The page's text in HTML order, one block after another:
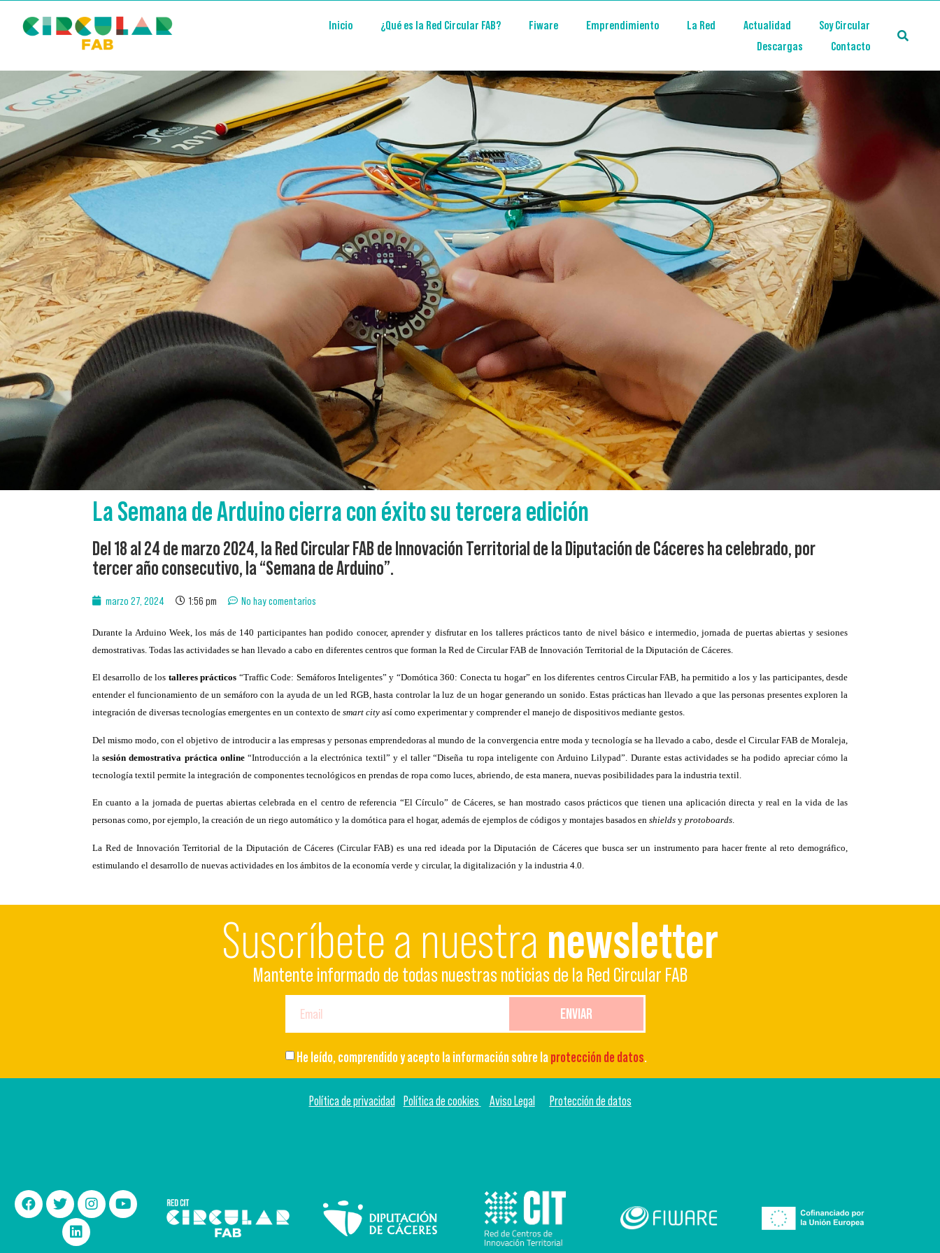
Inicio ¿Qué es la Red Circular FAB? Fiware Emprendimiento La Red Actualidad
Soy Circular
Descargas
Contacto
La Semana de Arduino cierra con éxito su tercera edición
Del 18 al 24 de marzo 2024, la Red Circular FAB de Innovación Territorial de la Diputación de Cáceres ha celebrado, por
tercer año consecutivo, la “Semana de Arduino”.
marzo 27, 2024 1:56 pm No hay comentarios
Durante la Arduino Week, los más de 140 participantes han podido conocer, aprender y disfrutar en los talleres prácticos tanto de nivel básico e intermedio, jornada de puertas abiertas y sesiones
demostrativas. Todas las actividades se han llevado a cabo en diferentes centros que forman la Red de Circular FAB de Innovación Territorial de la Diputación de Cáceres.
El desarrollo de los talleres prácticos “Traffic Code: Semáforos Inteligentes” y “Domótica 360: Conecta tu hogar” en los diferentes centros Circular FAB, ha permitido a los y las participantes, desde
entender el funcionamiento de un semáforo con la ayuda de un led RGB, hasta controlar la luz de un hogar generando un sonido. Estas prácticas han llevado a que las personas presentes exploren la
integración de diversas tecnologías emergentes en un contexto de smart city así como experimentar y comprender el manejo de dispositivos mediante gestos.
Del mismo modo, con el objetivo de introducir a las empresas y personas emprendedoras al mundo de la convergencia entre moda y tecnología se ha llevado a cabo, desde el Circular FAB de Moraleja,
lasesión demostrativa práctica online “Introducción a la electrónica textil” y el taller “Diseña tu ropa inteligente con Arduino Lilypad”. Durante estas actividades se ha podido apreciar cómo la
tecnología textil permite la integración de componentes tecnológicos en prendas de ropa como luces, abriendo, de esta manera, nuevas posibilidades para la industria textil.
En cuanto a la jornada de puertas abiertas celebrada en el centro de referencia “El Círculo” de Cáceres, se han mostrado casos prácticos que tienen una aplicación directa y real en la vida de las
personas como, por ejemplo, la creación de un riego automático y la domótica para el hogar, además de ejemplos de códigos y montajes basados en shields y protoboards.
La Red de Innovación Territorial de la Diputación de Cáceres (Circular FAB) es una red ideada por la Diputación de Cáceres que busca ser un instrumento para hacer frente al reto demográfico,
estimulando el desarrollo de nuevas actividades en los ámbitos de la economía verde y circular, la digitalización y la industria 4.0.
Suscríbete a nuestra newsletter
Mantente informado de todas nuestras noticias de la Red Circular FAB
He leído, comprendido y acepto la información sobre laprotección de datos.
ENVIAR
Política de privacidad Política de cookies Aviso Legal Protección de datos